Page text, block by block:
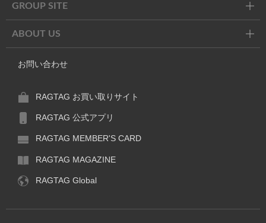
GROUP SITE
ABOUT US
お問い合わせ
RAGTAG お買い取りサイト
RAGTAG 公式アプリ
RAGTAG MEMBER'S CARD
RAGTAG MAGAZINE
RAGTAG Global